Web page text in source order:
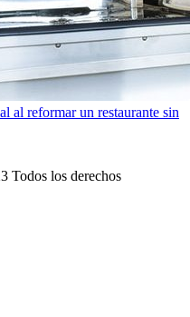
al reformar un restaurante sin
Todos los derechos